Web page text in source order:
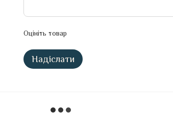
Оцініть товар
Надіслати